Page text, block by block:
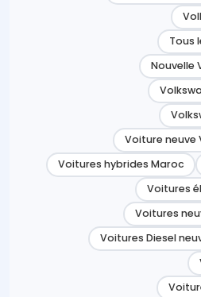
Tous
Nouvelle
Voiture neuve
Voitures hybrides Maroc
Voitures
Voitures
Voitures Diesel